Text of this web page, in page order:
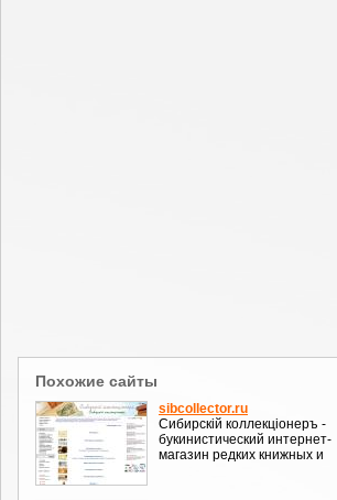
Похожие сайты
sibcollector.ru
Сибирскiй коллекцiонеръ -
букинистический интернет-
магазин редких книжных и